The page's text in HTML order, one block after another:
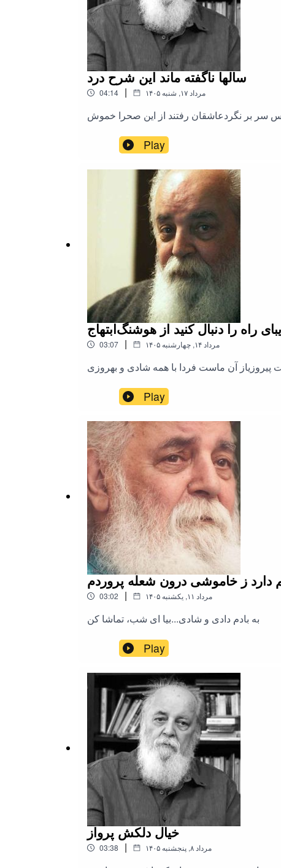
سالها ناگفته ماند این شرح درد
04:14 | ۱۴۰۵ مرداد ۱۷, شنبه
سر بر نگردعاشقان رفتند از این صحرا خموش
Play
راه را دنبال کنید از هوشنگ‌ابتهاج
03:07 | ۱۴۰۵ مرداد ۱۴, چهارشنبه
پیروزیاز آن ماست فردا با همه شادی و بهروزی
Play
دارد ز خاموشی درون شعله پروردم
03:02 | ۱۴۰۵ مرداد ۱۱, یکشنبه
به بادم دادی و شادی...بیا ای شب، تماشا کن
Play
خیال دلکش پرواز
03:38 | ۱۴۰۵ مرداد ۸, پنجشنبه